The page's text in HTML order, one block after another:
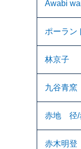
Awabi
ポーラン
林京子
九谷青窯
赤地 径/
赤木明登